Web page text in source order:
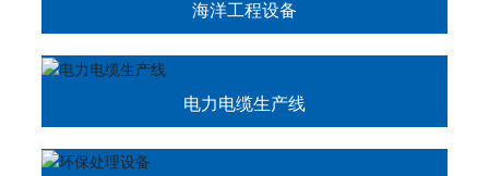
海洋工程设备
电力电缆生产线